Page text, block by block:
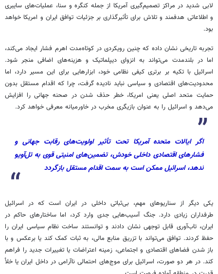
لابی شدید در مراکز تصمیم‌گیری آمریکا از جمله کنگره و سنا، عملیات‌های سایبری
و اطلاعاتی هدفمند و تلاش برای تأثیرگذاری بر جزئیات توافق ایران و امریکا خواهد
بود.
تجربه تاریخی نشان داده که چنین رویکردی در کوتاه‌مدت اهرم فشار ایجاد می‌کند،
اما در بلندمدت می‌تواند به انزوای دیپلماتیک و هزینه‌های اضافی منجر شود.
اسرائیل با تکیه بر برتری کیفی نظامی خود، ابزارهایی برای این مسیر دارد، اما
محدودیت‌های اقتصادی و سیاسی نباید نادیده گرفت، چرا که اقدام مستقل بدون
حمایت متحد اصلی یعنی امریکا، خطر حذف شدن در صحنه جهانی را افزایش
می‌دهد و اسرائیل را به عنوان بازیگری مخرب در خاورمیانه معرفی خواهد کرد.
اگر ایالات متحده آمریکا تحت تأثیر اولویت‌های رقابت جهانی و
فشارهای اقتصادی داخلی خودش، تضمین‌های امنیتی قوی به تل‌آویو
ندهد، اسرائیل ممکن است به سمت اقدام مستقل بازگردد
یکی دیگر از سناریوهای مهم، بی‌ثباتی داخلی در ایران است که در اسرائیل
طرفداران زیادی دارد. جنگ آسیب‌هایی جدی وارد کرد، اما ساختارهای حاکم در
ایران، تاب‌آوری قابل توجهی نشان دادند و توانستند ساخت نظام سیاسی ایران را
حفظ کردند. توافق می‌تواند با تزریق منابع مالی، به ثبات کمک کند یا برعکس و با
باز شدن فضاهای اقتصادی و اجتماعی، زمینه اعتراضات یا تغییرات جدید را فراهم
کند. در هر دو صورت، اسرائیل برای موج‌های احتمالی ناآرامی در داخل ایران یا خلأ